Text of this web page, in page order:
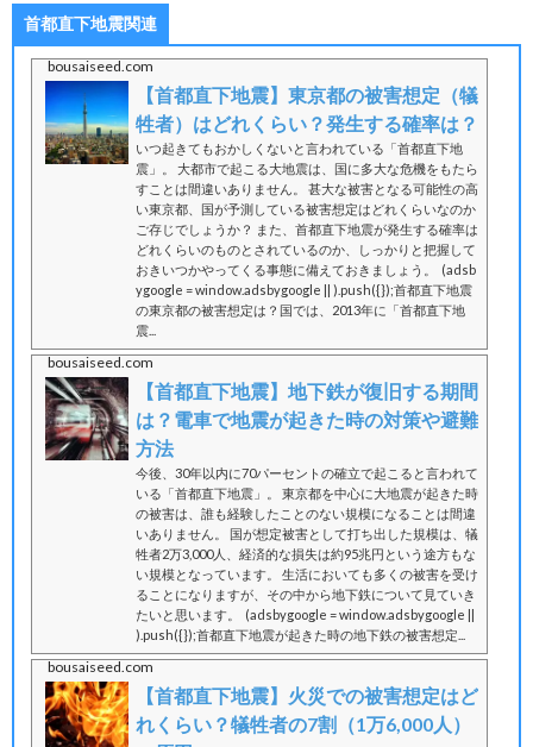
首都直下地震関連
bousaiseed.com
【首都直下地震】東京都の被害想定（犠
牲者）はどれくらい？発生する確率は？
いつ起きてもおかしくないと言われている「首都直下地
震」。 大都市で起こる大地震は、国に多大な危機をもたら
すことは間違いありません。 甚大な被害となる可能性の高
い東京都、国が予測している被害想定はどれくらいなのか
ご存じでしょうか？ また、首都直下地震が発生する確率は
どれくらいのものとされているのか、しっかりと把握して
おきいつかやってくる事態に備えておきましょう。 (adsb
ygoogle = window.adsbygoogle || ).push({});首都直下地震
の東京都の被害想定は？国では、2013年に「首都直下地
震...
bousaiseed.com
【首都直下地震】地下鉄が復旧する期間
は？電車で地震が起きた時の対策や避難
方法
今後、30年以内に70パーセントの確立で起こると言われて
いる「首都直下地震」。 東京都を中心に大地震が起きた時
の被害は、誰も経験したことのない規模になることは間違
いありません。 国が想定被害として打ち出した規模は、犠
牲者2万3,000人、経済的な損失は約95兆円という途方もな
い規模となっています。 生活においても多くの被害を受け
ることになりますが、その中から地下鉄について見ていき
たいと思います。 (adsbygoogle = window.adsbygoogle ||
).push({});首都直下地震が起きた時の地下鉄の被害想定...
bousaiseed.com
【首都直下地震】火災での被害想定はど
れくらい？犠牲者の7割（1万6,000人）